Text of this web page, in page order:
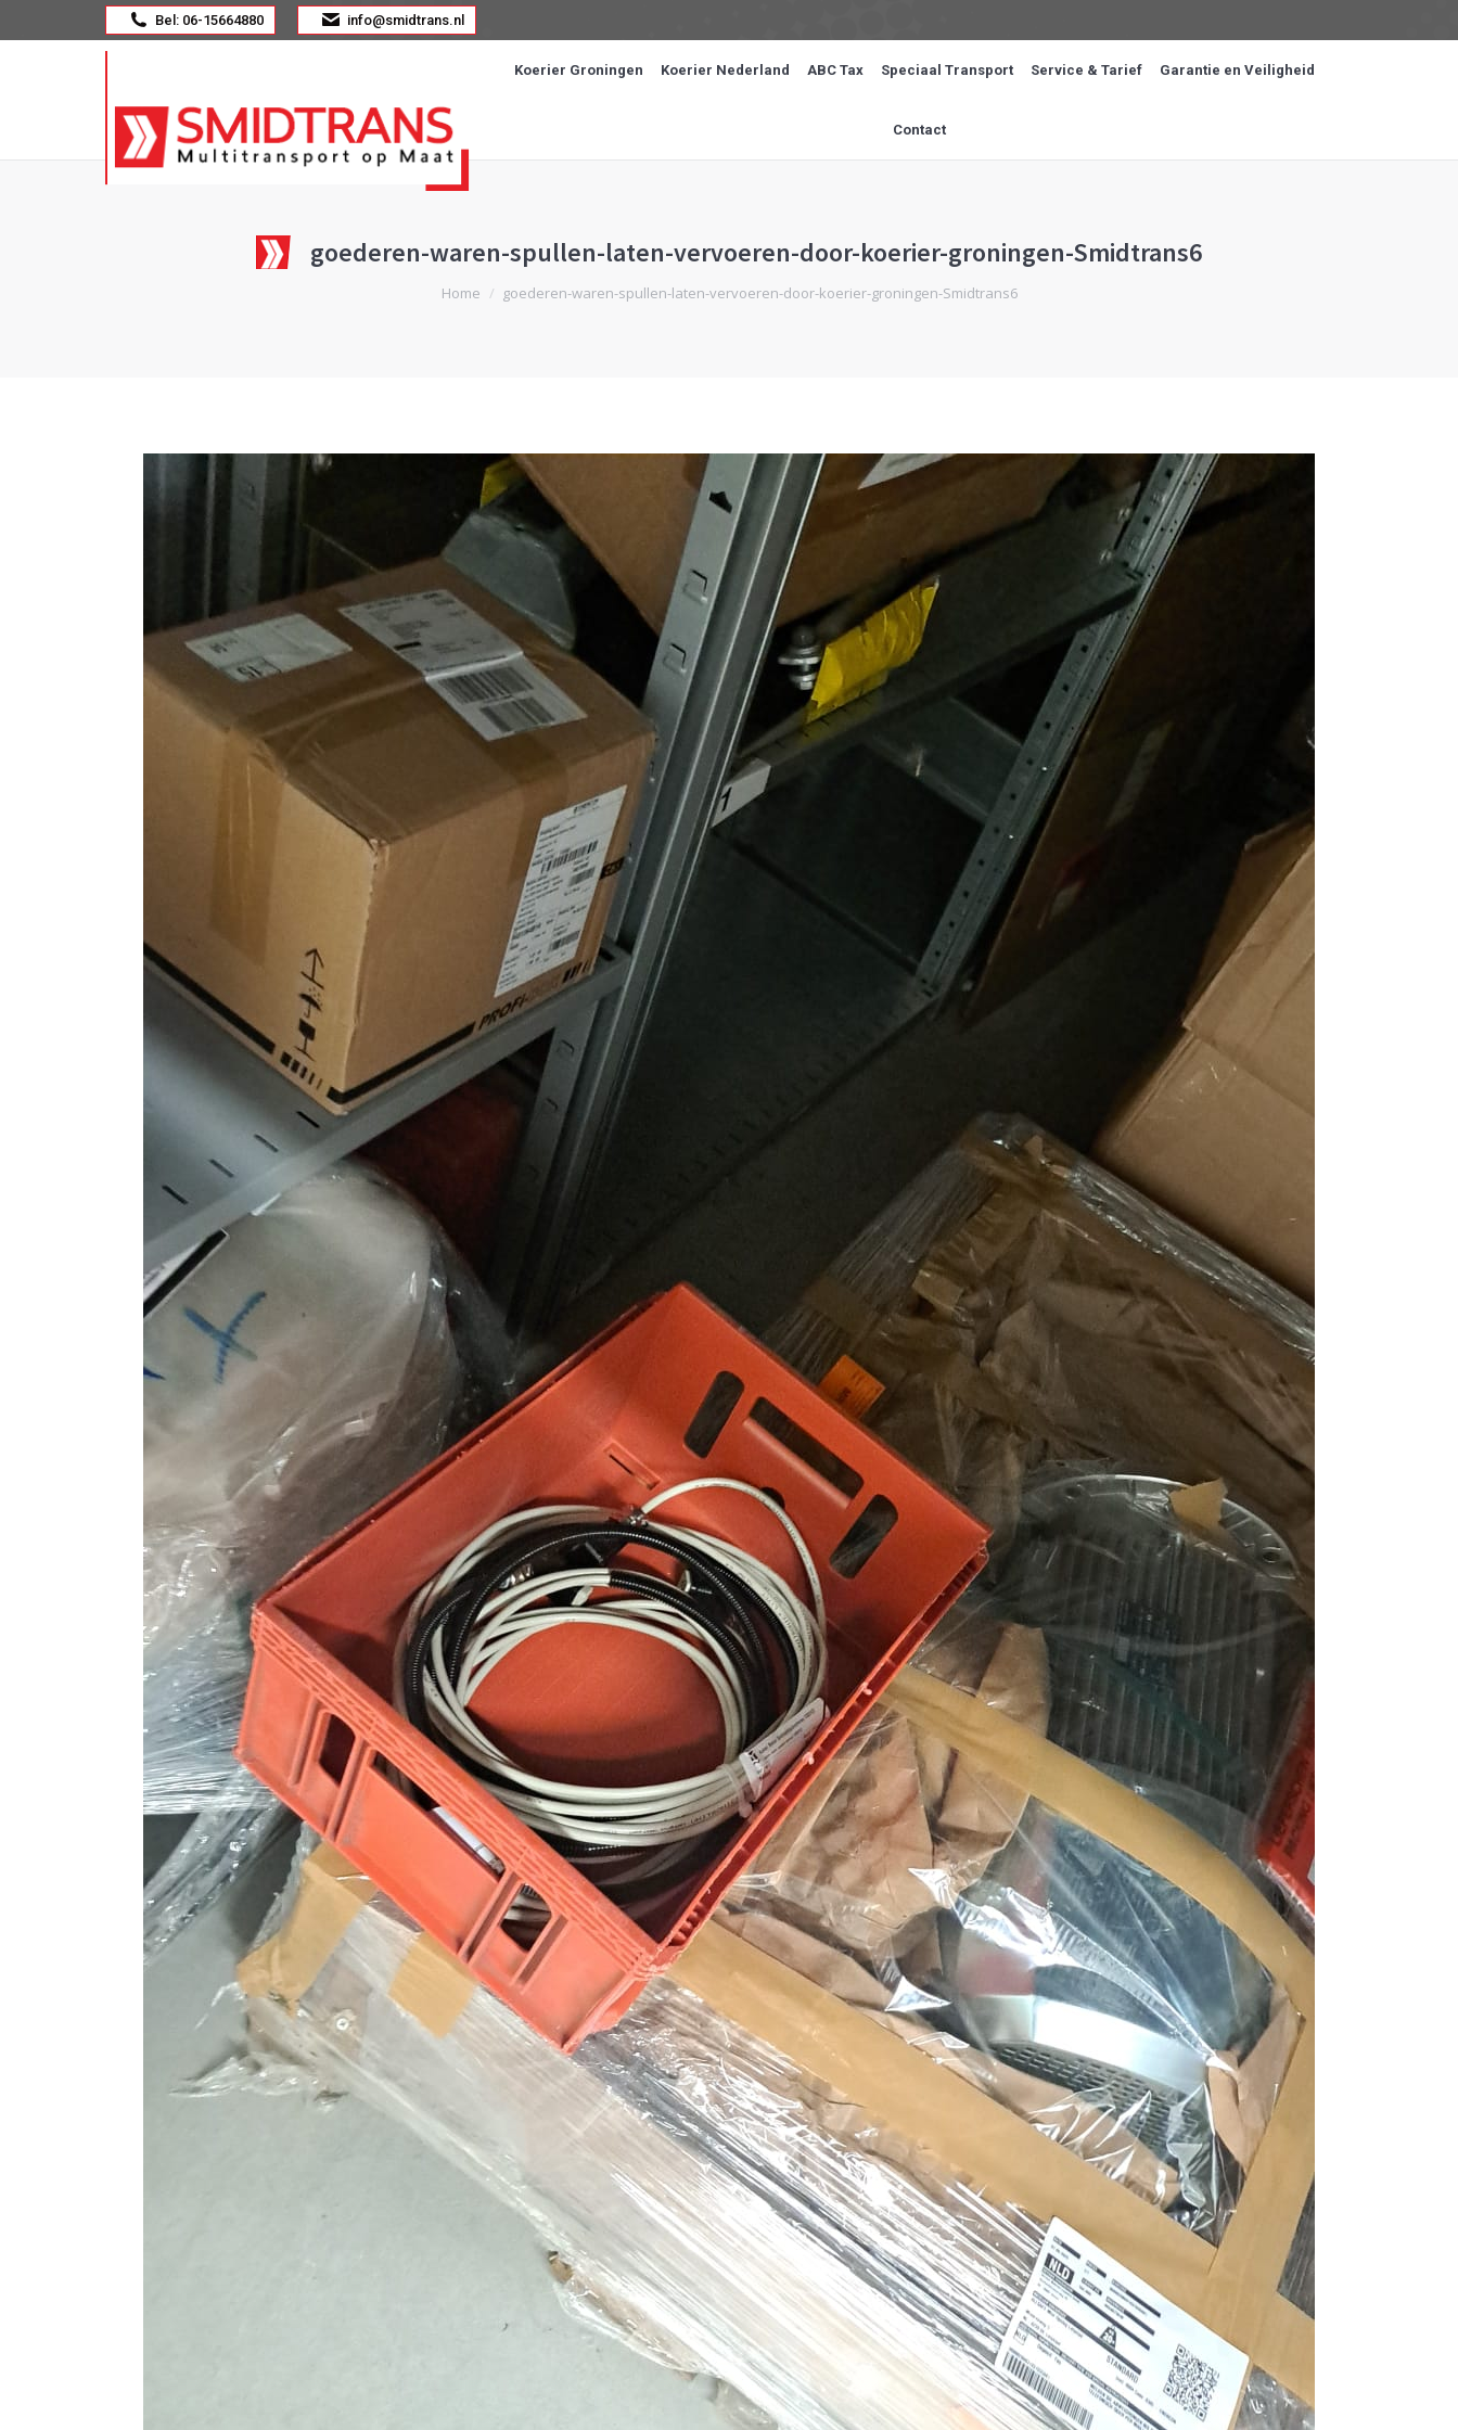
Bel: 06-15664880 info@smidtrans.nl
Koerier Groningen Koerier Nederland ABC Tax Speciaal Transport Service & Tarief Garantie en Veiligheid
Contact
goederen-waren-spullen-laten-vervoeren-door-koerier-groningen-Smidtrans6
Je bent hier:
Home goederen-waren-spullen-laten-vervoeren-door-koerier-groningen-Smidtrans6